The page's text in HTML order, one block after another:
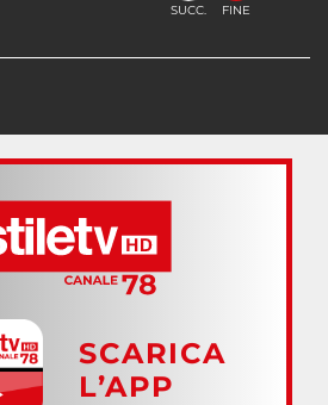
SUCC. FINE
SCARICA
L’APP